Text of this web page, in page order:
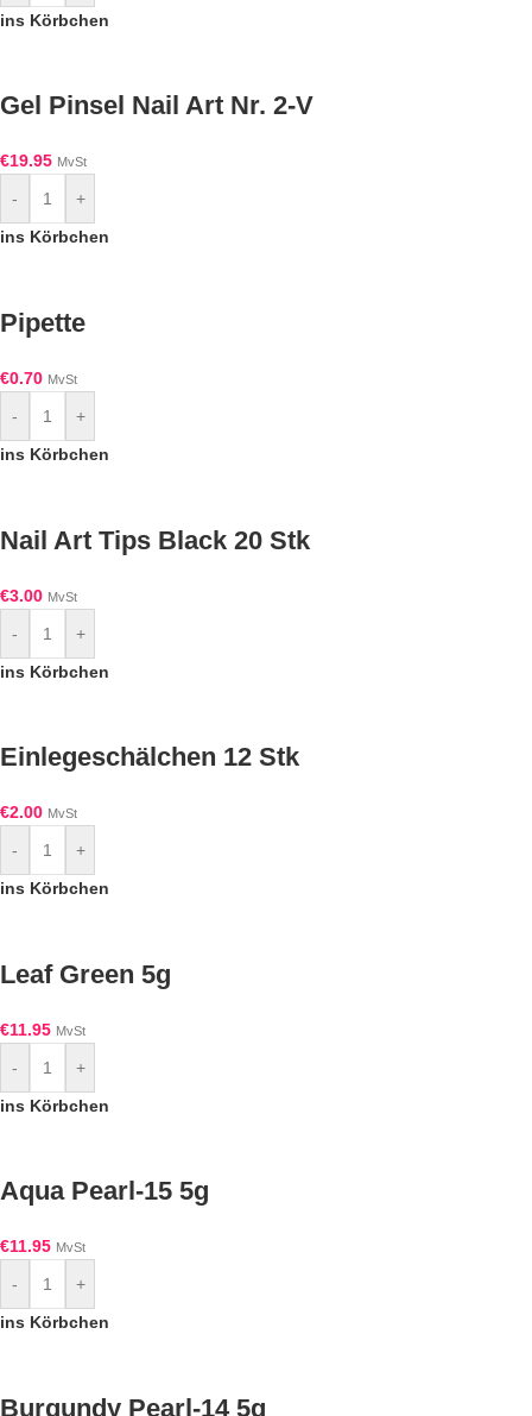
ins Körbchen
Gel Pinsel Nail Art Nr. 2-V
€19.95 MvSt
-
+
ins Körbchen
Pipette
€0.70 MvSt
-
+
ins Körbchen
Nail Art Tips Black 20 Stk
€3.00 MvSt
-
+
ins Körbchen
Einlegeschälchen 12 Stk
€2.00 MvSt
-
+
ins Körbchen
Leaf Green 5g
€11.95 MvSt
-
+
ins Körbchen
Aqua Pearl-15 5g
€11.95 MvSt
-
+
ins Körbchen
Burgundy Pearl-14 5g